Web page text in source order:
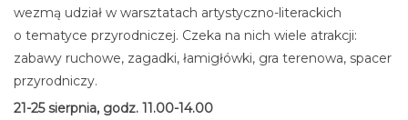
wezmą udział w warsztatach artystyczno-literackich
o tematyce przyrodniczej. Czeka na nich wiele atrakcji:
zabawy ruchowe, zagadki, łamigłówki, gra terenowa, spacer
przyrodniczy.
21-25 sierpnia, godz. 11.00-14.00